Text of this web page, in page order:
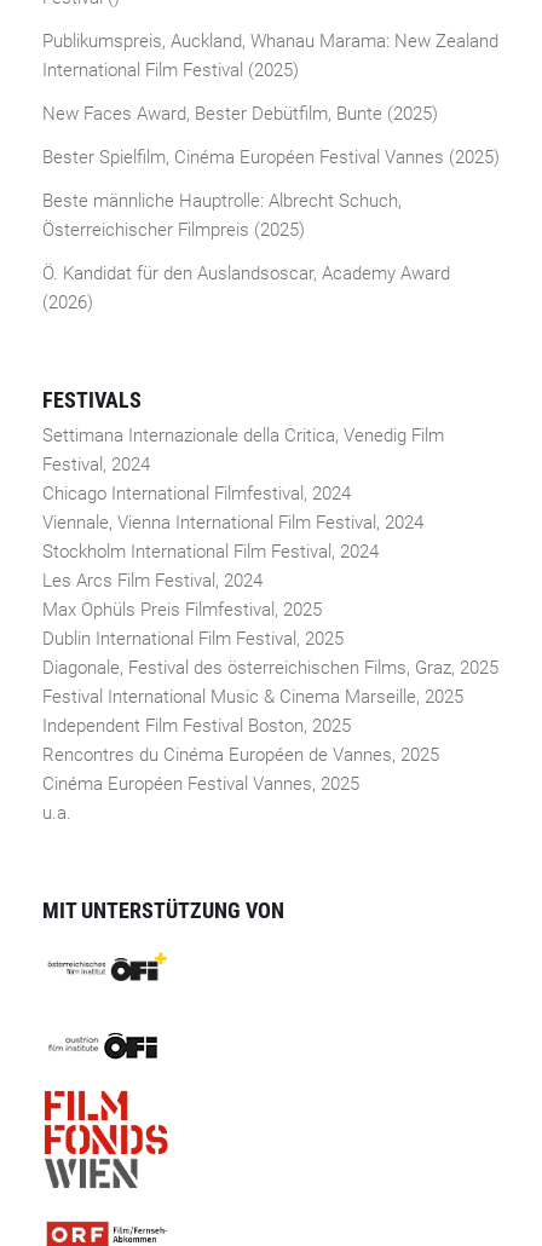
Publikumspreis, Auckland, Whanau Marama: New Zealand
International Film Festival (2025)
New Faces Award, Bester Debütfilm, Bunte (2025)
Bester Spielfilm, Cinéma Européen Festival Vannes (2025)
Beste männliche Hauptrolle: Albrecht Schuch,
Österreichischer Filmpreis (2025)
Ö. Kandidat für den Auslandsoscar, Academy Award
(2026)
FESTIVALS
Settimana Internazionale della Critica, Venedig Film
Festival, 2024
Chicago International Filmfestival, 2024
Viennale, Vienna International Film Festival, 2024
Stockholm International Film Festival, 2024
Les Arcs Film Festival, 2024
Max Ophüls Preis Filmfestival, 2025
Dublin International Film Festival, 2025
Diagonale, Festival des österreichischen Films, Graz, 2025
Festival International Music & Cinema Marseille, 2025
Independent Film Festival Boston, 2025
Rencontres du Cinéma Européen de Vannes, 2025
Cinéma Européen Festival Vannes, 2025
u.a.
MIT UNTERSTÜTZUNG VON